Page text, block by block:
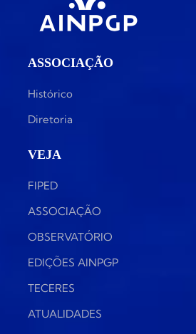
ASSOCIAÇÃO
Histórico
Diretoria
VEJA
FIPED
ASSOCIAÇÃO
OBSERVATÓRIO
EDIÇÕES AINPGP
TECERES
ATUALIDADES